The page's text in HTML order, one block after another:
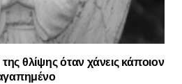
θλίψης όταν χάνεις κάποιον